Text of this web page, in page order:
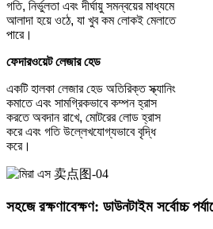
গতি, নির্ভুলতা এবং দীর্ঘায়ু সমন্বয়ের মাধ্যমে
আলাদা হয়ে ওঠে, যা খুব কম লোকই মেলাতে
পারে।
ফেদারওয়েট লেজার হেড
একটি হালকা লেজার হেড অতিরিক্ত স্ক্যানিং
কমাতে এবং সামগ্রিকভাবে কম্পন হ্রাস
করতে অবদান রাখে, মোটরের লোড হ্রাস
করে এবং গতি উল্লেখযোগ্যভাবে বৃদ্ধি
করে।
সহজে রক্ষণাবেক্ষণ: ডাউনটাইম সর্বোচ্চ